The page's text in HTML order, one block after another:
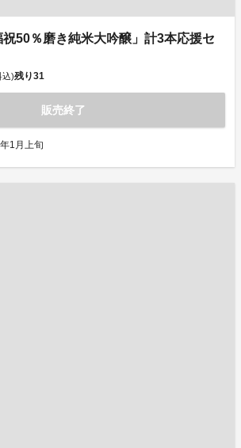
祝50％磨き純米大吟醸」計3本応援セ
込)残り31
販売終了
1月上旬